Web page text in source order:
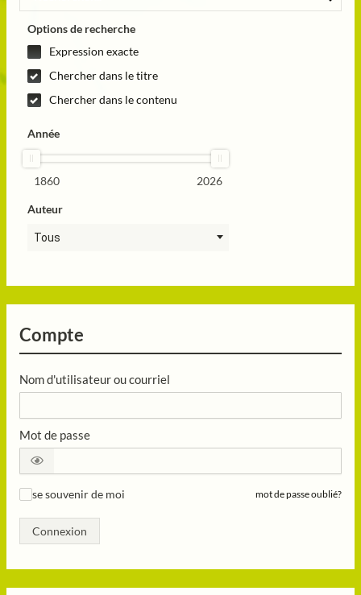
Options de recherche
Expression exacte
Chercher dans le titre
Chercher dans le contenu
Année
1860 2026
Auteur
Tous
Compte
Nom d'utilisateur ou courriel
Mot de passe
se souvenir de moi mot de passe oublié?
Connexion